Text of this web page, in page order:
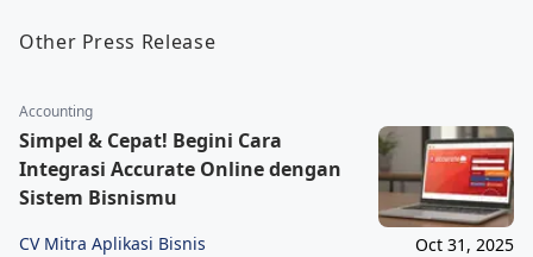
Other Press Release
Accounting
Simpel & Cepat! Begini Cara
Integrasi Accurate Online dengan
Sistem Bisnismu
CV Mitra Aplikasi Bisnis Oct 31, 2025